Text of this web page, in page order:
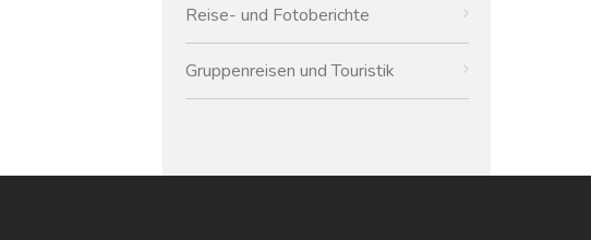
Reise- und Fotoberichte
Gruppenreisen und Touristik